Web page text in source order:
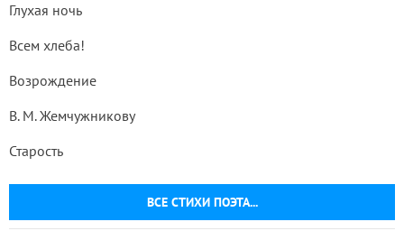
ВСЕ СТИХИ ПОЭТА...
Глухая ночь
Всем хлеба!
Возрождение
В. М. Жемчужникову
Старость